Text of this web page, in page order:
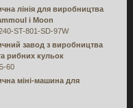
лінія для виробництва
і Moon
ST-801-SD-97W
завод з виробництва
рибних кульок
60
міні-машина для